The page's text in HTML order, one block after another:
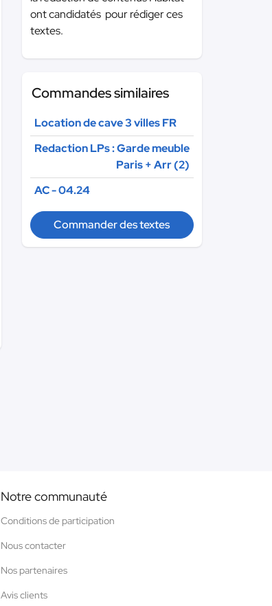
ont candidatés pour rédiger ces
textes.
Commandes similaires
Location de cave 3 villes FR
Redaction LPs : Garde meuble
Paris + Arr (2)
AC - 04.24
Commander des textes
Notre communauté
Conditions de participation
Nous contacter
Nos partenaires
Avis clients